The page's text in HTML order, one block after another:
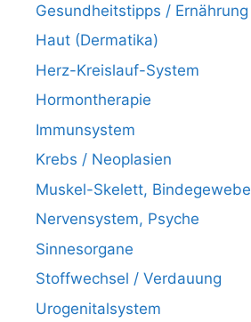
Gesundheitstipps / Ernährung
Haut (Dermatika)
Herz-Kreislauf-System
Hormontherapie
Immunsystem
Krebs / Neoplasien
Muskel-Skelett, Bindegewebe
Nervensystem, Psyche
Sinnesorgane
Stoffwechsel / Verdauung
Urogenitalsystem